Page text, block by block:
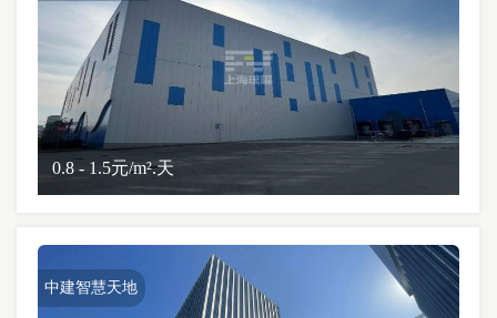
0.8 - 1.5元/m².天
中建智慧天地